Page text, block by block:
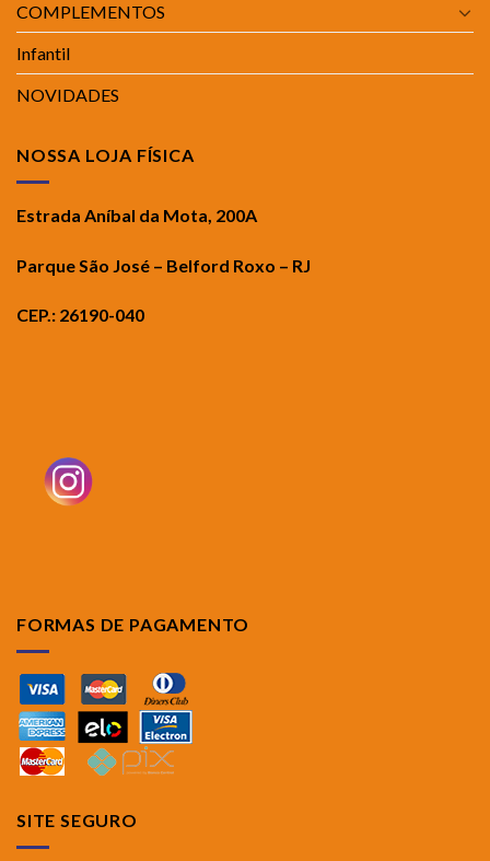
COMPLEMENTOS
Infantil
NOVIDADES
NOSSA LOJA FÍSICA
Estrada Aníbal da Mota, 200A
Parque São José – Belford Roxo – RJ
CEP.: 26190-040
FORMAS DE PAGAMENTO
SITE SEGURO